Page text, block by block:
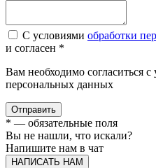
С условиями обработки
и согласен *
Вам необходимо согласиться
персональных данных
Отправить
* — обязательные поля
Вы не нашли, что искали?
Напишите нам в чат
НАПИСАТЬ НАМ